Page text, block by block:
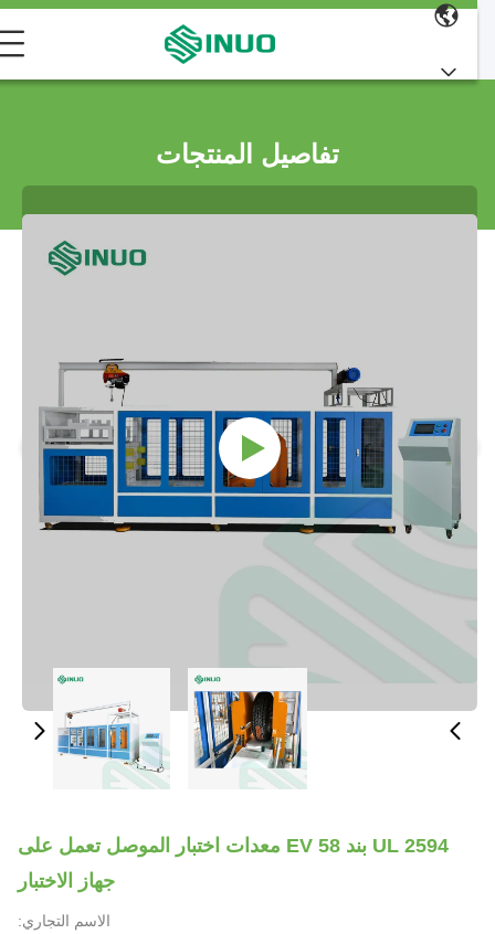
تفاصيل المنتجات
UL 2594 بند 58 EV معدات اختبار الموصل تعمل على
جهاز الاختبار
الاسم التجاري: